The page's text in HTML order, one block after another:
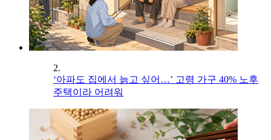
2.
‘아파도 집에서 늙고 싶어…’ 고령 가구 40% 노후
주택이라 어려워